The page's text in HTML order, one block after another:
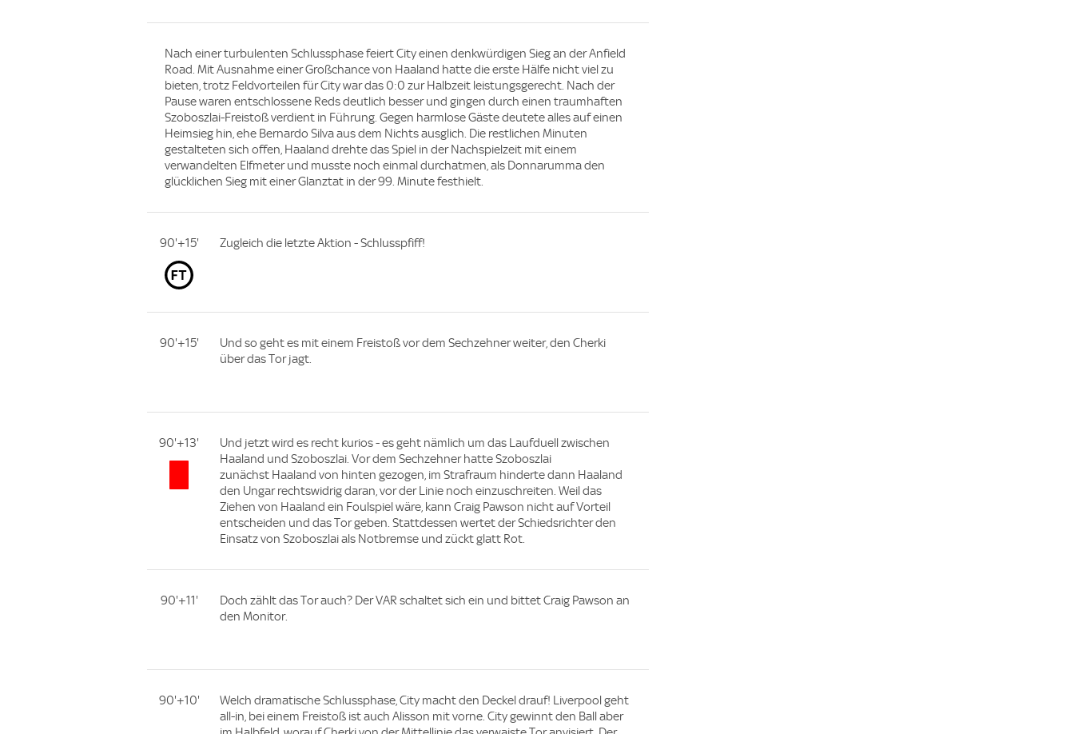
Nach einer turbulenten Schlussphase feiert City einen denkwürdigen Sieg an der Anfield
Road. Mit Ausnahme einer Großchance von Haaland hatte die erste Hälfe nicht viel zu
bieten, trotz Feldvorteilen für City war das 0:0 zur Halbzeit leistungsgerecht. Nach der
Pause waren entschlossene Reds deutlich besser und gingen durch einen traumhaften
Szoboszlai-Freistoß verdient in Führung. Gegen harmlose Gäste deutete alles auf einen
Heimsieg hin, ehe Bernardo Silva aus dem Nichts ausglich. Die restlichen Minuten
gestalteten sich offen, Haaland drehte das Spiel in der Nachspielzeit mit einem
verwandelten Elfmeter und musste noch einmal durchatmen, als Donnarumma den
glücklichen Sieg mit einer Glanztat in der 99. Minute festhielt.
90'+15' Zugleich die letzte Aktion - Schlusspfiff!
90'+15'
Und so geht es mit einem Freistoß vor dem Sechzehner weiter, den Cherki
über das Tor jagt.
90'+13'
Und jetzt wird es recht kurios - es geht nämlich um das Laufduell zwischen
Haaland und Szoboszlai. Vor dem Sechzehner hatte Szoboszlai
zunächst Haaland von hinten gezogen, im Strafraum hinderte dann Haaland
den Ungar rechtswidrig daran, vor der Linie noch einzuschreiten. Weil das
Ziehen von Haaland ein Foulspiel wäre, kann Craig Pawson nicht auf Vorteil
entscheiden und das Tor geben. Stattdessen wertet der Schiedsrichter den
Einsatz von Szoboszlai als Notbremse und zückt glatt Rot.
90'+11'
Doch zählt das Tor auch? Der VAR schaltet sich ein und bittet Craig Pawson an
den Monitor.
90'+10'
Welch dramatische Schlussphase, City macht den Deckel drauf! Liverpool geht
all-in, bei einem Freistoß ist auch Alisson mit vorne. City gewinnt den Ball aber